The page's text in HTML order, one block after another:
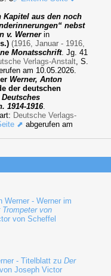
Kapitel aus den noch
nebst
v. Wernerin
(1916, Januar - 1916,
Monatsschrift. Jg. 41
Verlags-Anstalt, S.
am 10.05.2026.
Werner, Anton
der deutschen
Deutsches
1914-1916.
Deutsche Verlags-
⬈ abgerufen am
Werner - Werner im
Trompeter von
von Scheffel
- Titelblatt zu Der
von Joseph Victor